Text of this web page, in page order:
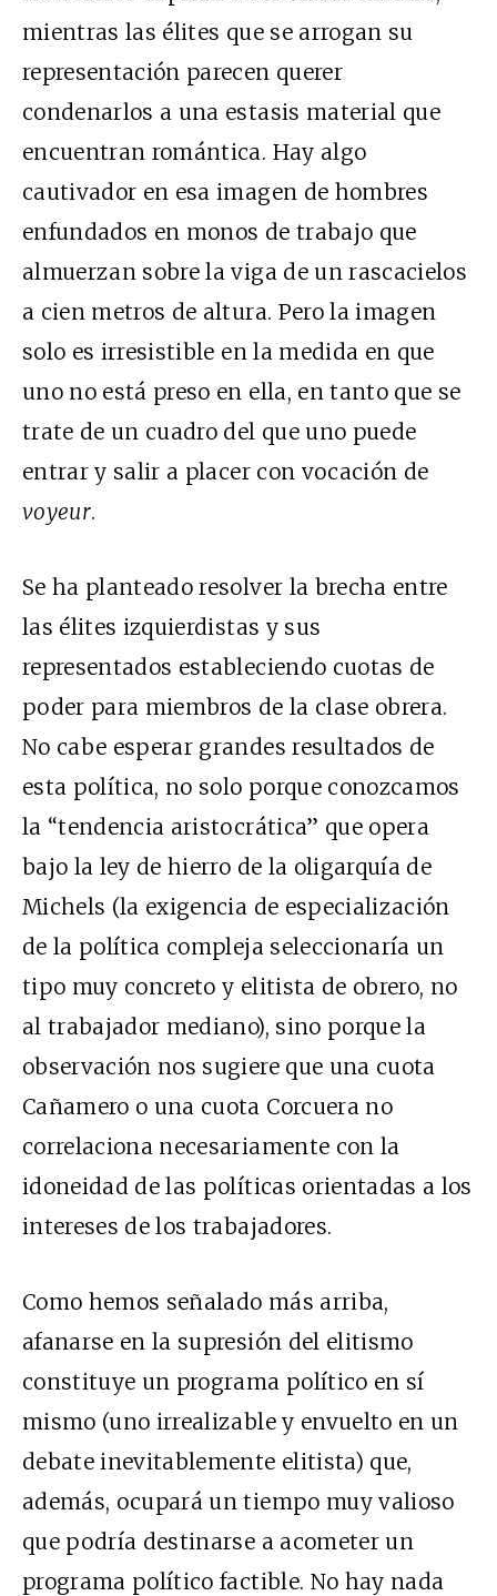
mientras las élites que se arrogan su
representación parecen querer
condenarlos a una estasis material que
encuentran romántica. Hay algo
cautivador en esa imagen de hombres
enfundados en monos de trabajo que
almuerzan sobre la viga de un rascacielos
a cien metros de altura. Pero la imagen
solo es irresistible en la medida en que
uno no está preso en ella, en tanto que se
trate de un cuadro del que uno puede
entrar y salir a placer con vocación de
voyeur.
Se ha planteado resolver la brecha entre
las élites izquierdistas y sus
representados estableciendo cuotas de
poder para miembros de la clase obrera.
No cabe esperar grandes resultados de
esta política, no solo porque conozcamos
la “tendencia aristocrática” que opera
bajo la ley de hierro de la oligarquía de
Michels (la exigencia de especialización
de la política compleja seleccionaría un
tipo muy concreto y elitista de obrero, no
al trabajador mediano), sino porque la
observación nos sugiere que una cuota
Cañamero o una cuota Corcuera no
correlaciona necesariamente con la
idoneidad de las políticas orientadas a los
intereses de los trabajadores.
Como hemos señalado más arriba,
afanarse en la supresión del elitismo
constituye un programa político en sí
mismo (uno irrealizable y envuelto en un
debate inevitablemente elitista) que,
además, ocupará un tiempo muy valioso
que podría destinarse a acometer un
programa político factible. No hay nada